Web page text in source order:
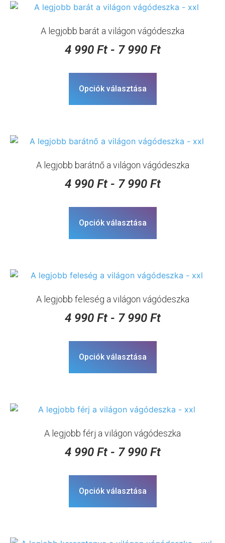
A legjobb barát a világon vágódeszka
4 990 Ft- 7 990 Ft
Opciók választása
A legjobb barátnő a világon vágódeszka
4 990 Ft- 7 990 Ft
Opciók választása
A legjobb feleség a világon vágódeszka
4 990 Ft- 7 990 Ft
Opciók választása
A legjobb férj a világon vágódeszka
4 990 Ft- 7 990 Ft
Opciók választása